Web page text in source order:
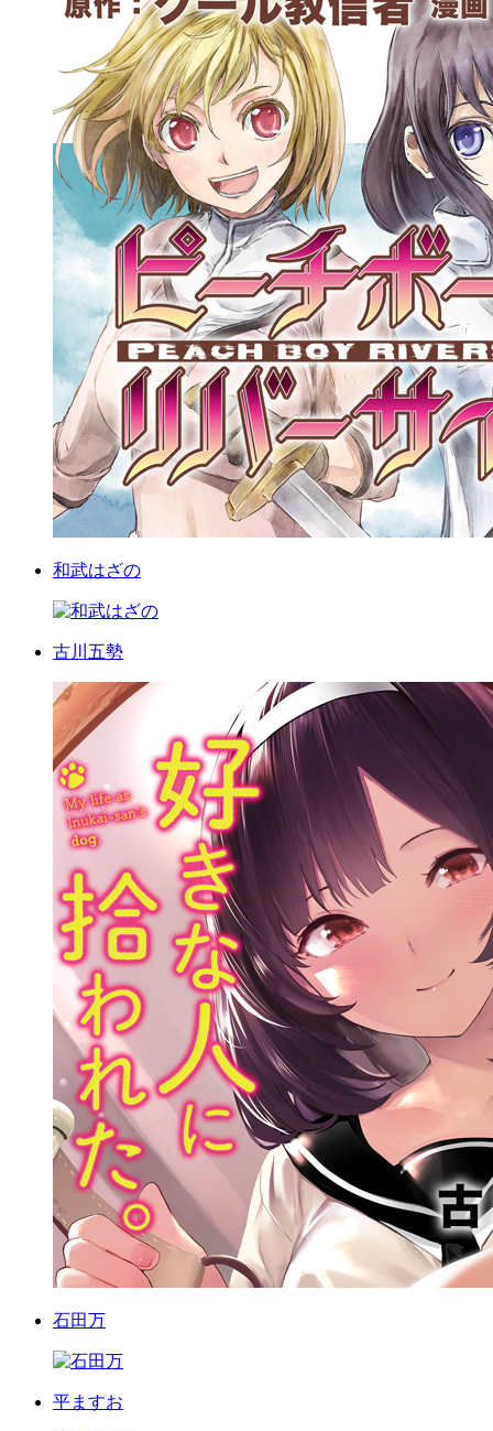
和武はざの
古川五勢
石田万
平ますお